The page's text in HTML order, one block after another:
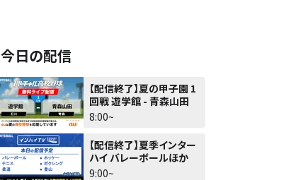
今日の配信
【配信終了】夏の甲子園 1
回戦 遊学館 - 青森山田
8:00~
【配信終了】夏季インター
ハイ バレーボールほか
9:00~